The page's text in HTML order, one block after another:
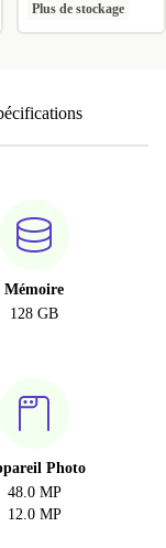
Plus de stockage
Mémoire
128 GB
Photo
48.0 MP
12.0 MP